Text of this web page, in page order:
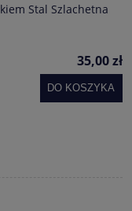
Stal Szlachetna
35,00 zł
DO KOSZYKA